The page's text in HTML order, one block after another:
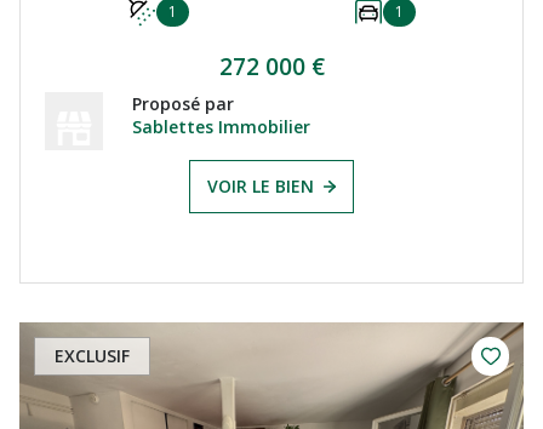
1 1
272 000 €
Proposé par
Sablettes Immobilier
VOIR LE BIEN
EXCLUSIF